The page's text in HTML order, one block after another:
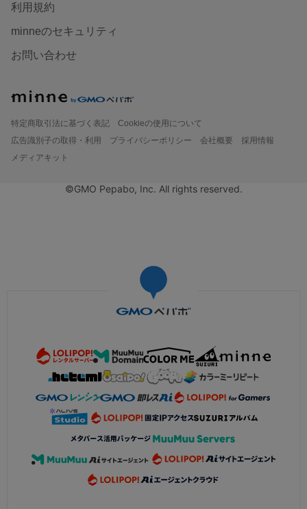
利用規約
minneのセキュリティ
お問い合わせ
特定商取引法に基づく表記
Cookieの使用について
広告識別子の取得・利用
プライバシーポリシー 会社概要
採用情報
メディアキット
©GMO Pepabo, Inc. All rights reserved.